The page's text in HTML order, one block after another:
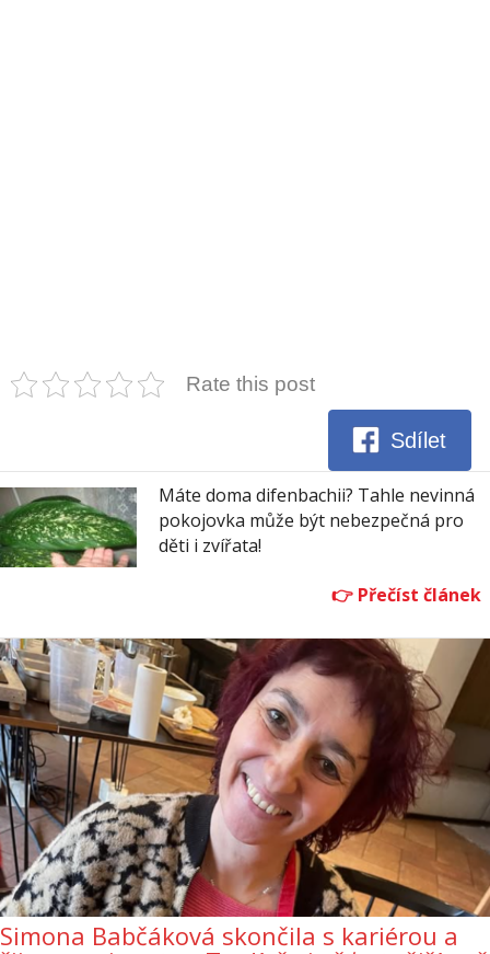
Rate this post
Sdílet
Máte doma difenbachii? Tahle nevinná
pokojovka může být nebezpečná pro
děti i zvířata!
Simona Babčáková skončila s kariérou a